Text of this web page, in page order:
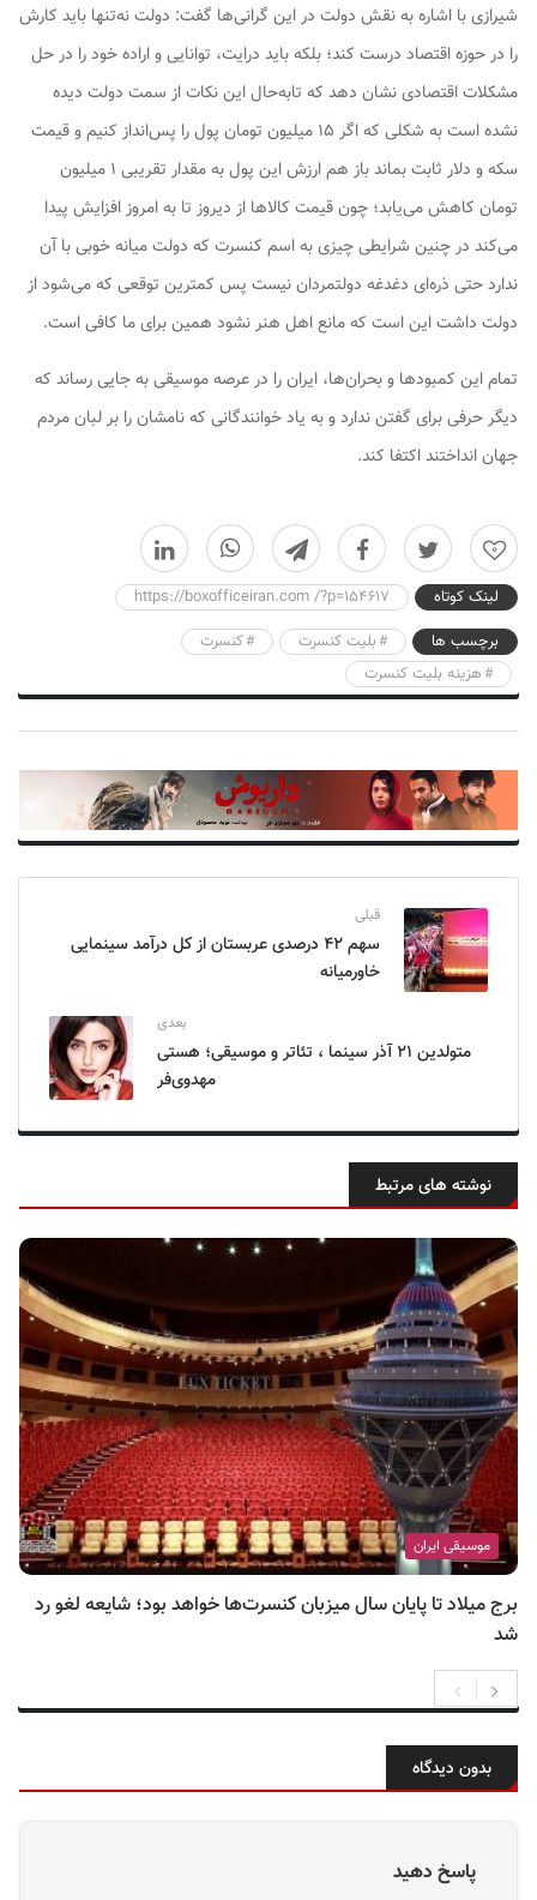
شیرازی با اشاره به نقش دولت در این گرانی‌ها گفت: دولت نه‌تنها باید کارش
را در حوزه اقتصاد درست کند؛ بلکه باید درایت، توانایی و اراده خود را در حل
مشکلات اقتصادی نشان دهد که تابه‌حال این نکات از سمت دولت دیده
نشده است به شکلی که اگر ۱۵ میلیون تومان پول را پس‌انداز کنیم و قیمت
سکه و دلار ثابت بماند باز هم ارزش این پول به مقدار تقریبی ۱ میلیون
تومان کاهش می‌یابد؛ چون قیمت کالاها از دیروز تا به امروز افزایش پیدا
می‌کند در چنین شرایطی چیزی به اسم کنسرت که دولت میانه خوبی با آن
ندارد حتی ذره‌ای دغدغه دولتمردان نیست پس کمترین توقعی که می‌شود از
دولت داشت این است که مانع اهل هنر نشود همین برای ما کافی است.
تمام این کمبودها و بحران‌ها، ایران را در عرصه موسیقی به جایی رساند که
دیگر حرفی برای گفتن ندارد و به یاد خوانندگانی که نامشان را بر لبان مردم
جهان انداختند اکتفا کند.
0
لینک کوتاه
https://boxofficeiran.com /?p=154617
برچسب ها
بلیت کنسرت
کنسرت
هزینه بلیت کنسرت
قبلی
سهم ۴۲ درصدی عربستان از کل درآمد سینمایی
خاورمیانه
بعدی
متولدین ۲۱ آذر سینما ، تئاتر و موسیقی؛ هستی
مهدوی‌فر
نوشته های مرتبط
موسیقی ایران
برج میلاد تا پایان سال میزبان کنسرت‌ها خواهد بود؛ شایعه لغو رد
شد
بدون دیدگاه
پاسخ دهید